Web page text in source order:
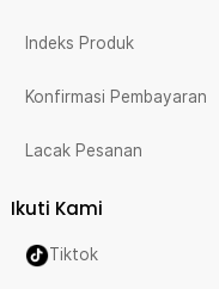
Indeks Produk
Konfirmasi Pembayaran
Lacak Pesanan
Ikuti Kami
Tiktok